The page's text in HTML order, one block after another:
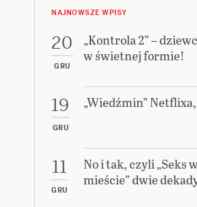
NAJNOWSZE WPISY
20
GRU
„Kontrola 2” –
w świetnej formie!
19
GRU
„Wiedźmin”
11
GRU
No i tak, czyli „Seks
mieście” dwie